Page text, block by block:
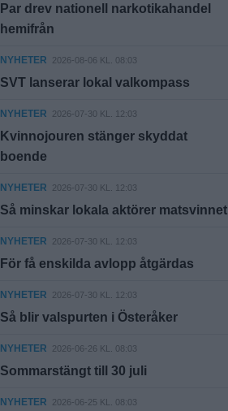
Par drev nationell narkotikahandel
hemifrån
NYHETER 2026-08-06 KL. 08:03
SVT lanserar lokal valkompass
NYHETER 2026-07-30 KL. 12:03
Kvinnojouren stänger skyddat
boende
NYHETER 2026-07-30 KL. 12:03
Så minskar lokala aktörer matsvinnet
NYHETER 2026-07-30 KL. 12:03
För få enskilda avlopp åtgärdas
NYHETER 2026-07-30 KL. 12:03
Så blir valspurten i Österåker
NYHETER 2026-06-26 KL. 08:03
Sommarstängt till 30 juli
NYHETER 2026-06-25 KL. 08:03